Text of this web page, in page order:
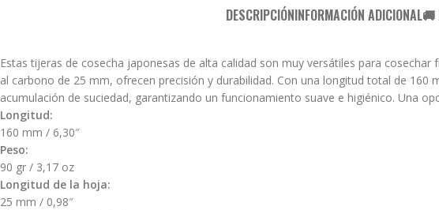
DESCRIPCIÓNINFORMACIÓN ADICIONAL🚚
Estas tijeras de cosecha japonesas de alta calidad son muy versátiles para
al carbono de 25 mm, ofrecen precisión y durabilidad. Con una longitud total de
acumulación de suciedad, garantizando un funcionamiento suave e higiénico. Una
Longitud:
160 mm / 6,30″
Peso:
90 gr / 3,17 oz
Longitud de la hoja:
25 mm / 0,98″